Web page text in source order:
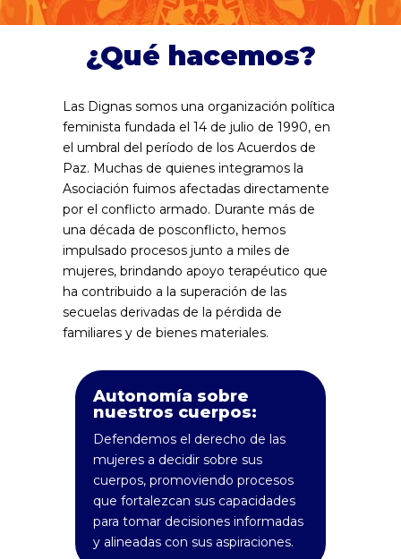
¿Qué hacemos?
Las Dignas somos una organización política
feminista fundada el 14 de julio de 1990, en
el umbral del período de los Acuerdos de
Paz. Muchas de quienes integramos la
Asociación fuimos afectadas directamente
por el conflicto armado. Durante más de
una década de posconflicto, hemos
impulsado procesos junto a miles de
mujeres, brindando apoyo terapéutico que
ha contribuido a la superación de las
secuelas derivadas de la pérdida de
familiares y de bienes materiales.
Autonomía sobre
nuestros cuerpos:
Defendemos el derecho de las
mujeres a decidir sobre sus
cuerpos, promoviendo procesos
que fortalezcan sus capacidades
para tomar decisiones informadas
y alineadas con sus aspiraciones.